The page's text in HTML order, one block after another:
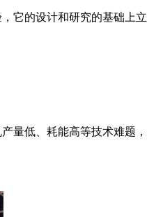
它的设计和研究的基础
量低、耗能高等技术难